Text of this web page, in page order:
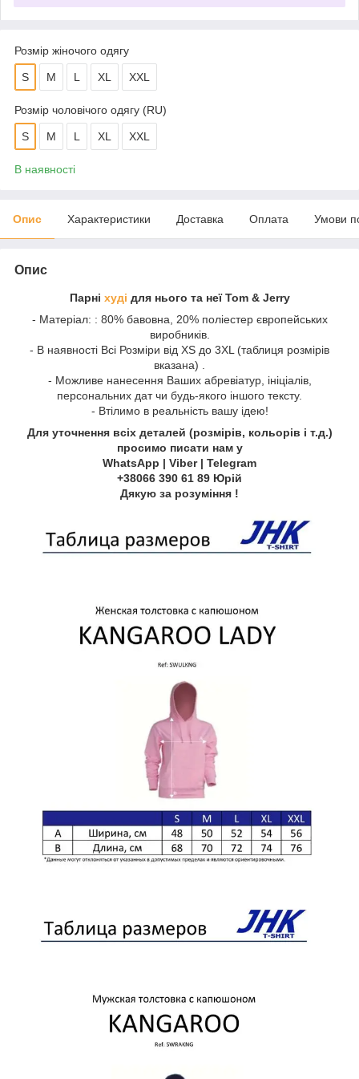
Розмір жіночого одягу
S M L XL XXL
Розмір чоловічого одягу (RU)
S M L XL XXL
В наявності
Опис Характеристики Доставка Оплата Умови
Опис
Парні худі для нього та неї Tom & Jerry
- Матеріал: : 80% бавовна, 20% поліестер європейських
виробників.
- В наявності Всі Розміри від XS до 3XL (таблиця розмірів
вказана) .
- Можливе нанесення Ваших абревіатур, ініціалів,
персональних дат чи будь-якого іншого тексту.
- Втілимо в реальність вашу ідею!
Для уточнення всіх деталей (розмірів, кольорів і т.д.)
просимо писати нам у
WhatsApp | Viber | Telegram
+38066 390 61 89 Юрій
Дякую за розуміння !